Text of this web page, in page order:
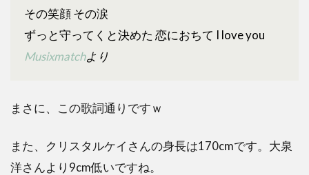
その笑顔 その涙
ずっと守ってくと決めた 恋におちて I love you
Musixmatchより
まさに、この歌詞通りですｗ
また、クリスタルケイさんの身長は170cmです。大泉
洋さんより9cm低いですね。